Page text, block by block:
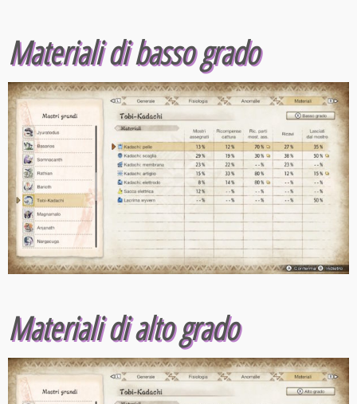
Materiali di basso grado
Materiali di alto grado